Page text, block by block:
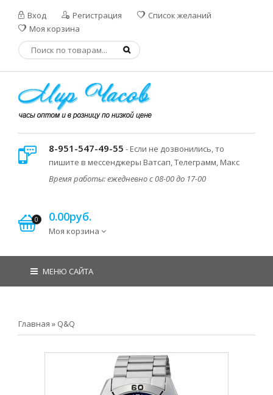
Вход Регистрация
Список желаний
Моя корзина
8-951-547-49-55 - Если не дозвонились, то
пишите в мессенджеры Ватсап, Телеграмм, Макс
Время работы: ежедневно с 08-00 до 17-00
0 0.00руб.
Моя корзина
МЕНЮ САЙТА
Главная » Q&Q